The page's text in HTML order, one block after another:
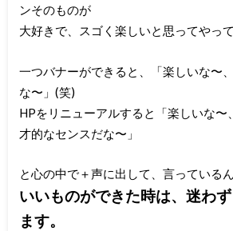
ンそのものが
大好きで、スゴく楽しいと思ってやって
一つバナーができると、「楽しいな〜
な〜」(笑)
HPをリニューアルすると「楽しいな〜
才的なセンスだな〜」
と心の中で＋声に出して、言っているん
いいものができた時は、迷わ
ます。